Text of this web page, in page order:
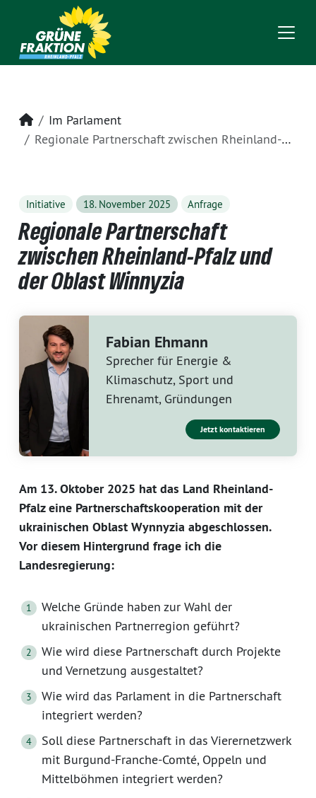
Startseite
Im Parlament
Regionale Partnerschaft zwischen Rheinland-Pfalz und der Oblast Winnyzia
Initiative 18. November 2025 Anfrage
Regionale Partnerschaft
zwischen Rheinland-Pfalz und
der Oblast Winnyzia
Fabian Ehmann
Sprecher für Energie &
Klimaschutz, Sport und
Ehrenamt, Gründungen
Jetzt kontaktieren
Am 13. Oktober 2025 hat das Land Rheinland-
Pfalz eine Partnerschaftskooperation mit der
ukrainischen Oblast Wynnyzia abgeschlossen.
Vor diesem Hintergrund frage ich die
Landesregierung:
Welche Gründe haben zur Wahl der
ukrainischen Partnerregion geführt?
Wie wird diese Partnerschaft durch Projekte
und Vernetzung ausgestaltet?
Wie wird das Parlament in die Partnerschaft
integriert werden?
Soll diese Partnerschaft in das Vierernetzwerk
mit Burgund-Franche-Comté, Oppeln und
Mittelböhmen integriert werden?